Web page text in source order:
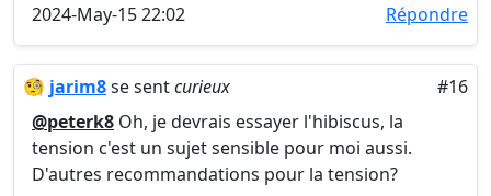
2024-May-15 22:02
Répondre
🧐 jarim8se sentcurieux
#16
@peterk8 Oh, je devrais essayer l'hibiscus, la
tension c'est un sujet sensible pour moi aussi.
D'autres recommandations pour la tension?